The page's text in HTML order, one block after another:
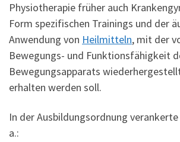
Physiotherapie früher auch
Form spezifischen Trainings und der
Anwendung von Heilmitteln, mit der
Bewegungs- und Funktionsfähigkeit
Bewegungsapparats
erhalten werden soll.
In der Ausbildungsordnung
a.: